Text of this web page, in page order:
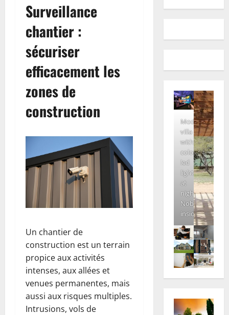
Surveillance
chantier :
sécuriser
efficacement les
zones de
construction
Un chantier de
construction est un terrain
propice aux activités
intenses, aux allées et
venues permanentes, mais
aussi aux risques multiples.
Intrusions, vols de
Modern
villa
with
colored
led
lights
at
night.
Nobody
inside